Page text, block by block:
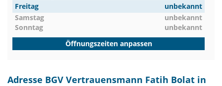
Freitag
unbekannt
Samstag
unbekannt
Sonntag
unbekannt
Öffnungszeiten anpassen
Adresse BGV Vertrauensmann Fatih Bolat in